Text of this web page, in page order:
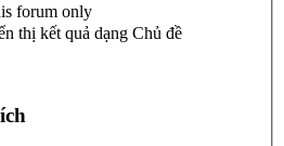
forum only
thị kết quả dạng Chủ đề